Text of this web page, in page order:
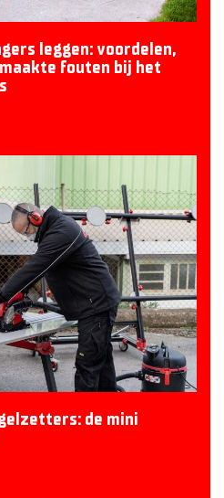
leggen: voordelen,
fouten bij het
de mini